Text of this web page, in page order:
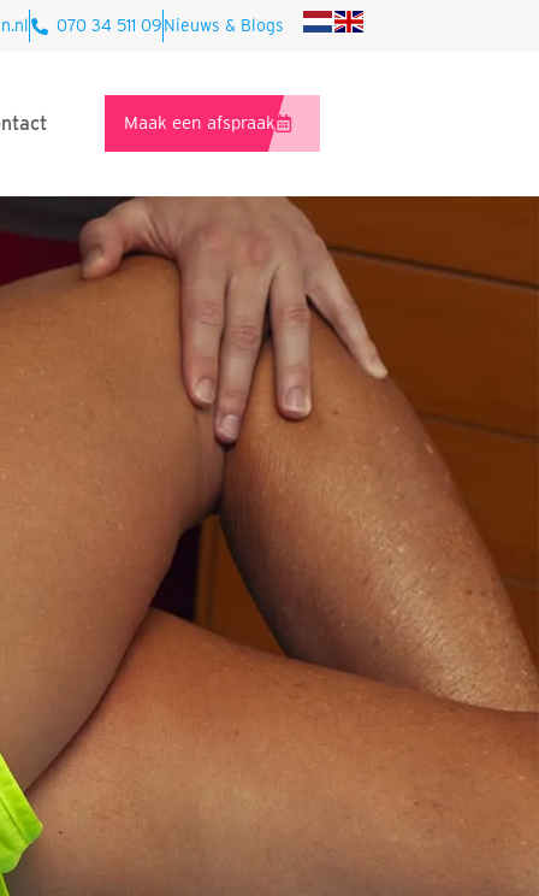
070 34 511 09Nieuws & Blogs
Maak een afspraak